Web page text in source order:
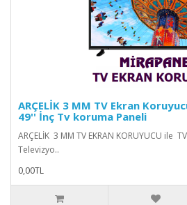
ARÇELİK 3 MM TV Ekran
49'' İnç Tv koruma Paneli
ARÇELİK 3 MM TV EKRAN KORUYUCU ile
Televizyo..
0,00TL